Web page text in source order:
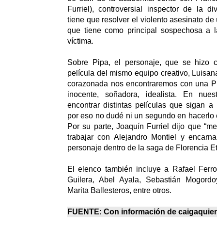
Furriel), controversial inspector de la
tiene que resolver el violento asesinato
que tiene como principal sospechosa a
víctima.
Sobre Pipa, el personaje, que se hizo
película del mismo equipo creativo,
corazonada nos encontraremos con una
inocente, soñadora, idealista. En
encontrar distintas películas que sigan a
por eso no dudé ni un segundo en hacerlo
Por su parte, Joaquín Furriel dijo que
trabajar con Alejandro Montiel y
personaje dentro de la saga de Florencia
El elenco también incluye a Rafael
Guilera, Abel Ayala, Sebastián
Marita Ballesteros, entre otros.
FUENTE: Con información de